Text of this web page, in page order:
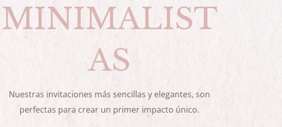
MINIMALIST
AS
Nuestras invitaciones más sencillas y elegantes, son
perfectas para crear un primer impacto único.